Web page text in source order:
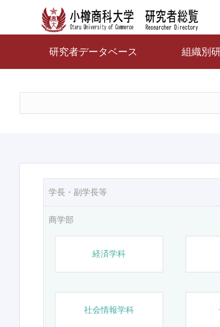
研究者データベース 組織別
学長・副学長等
商学部
経済学科
社会情報学科